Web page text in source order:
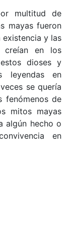
multitud de
mayas fueron
existencia y las
creían en los
dioses y
leyendas en
se quería
fenómenos de
mitos mayas
algún hecho o
en